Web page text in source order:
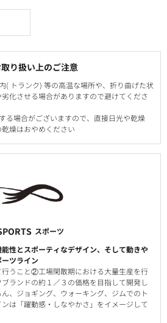
り扱い上のご注意
( トランク) 等の高温な場所や、折り曲げた状
化させる場合がありますので避けてくださ
る場合がございますので、直接日光や乾燥
燥はおやめください
スポーツ
性とスポーティなデザイン、そして動きや
ツライン
うこと②工場閑散期における大量生産を行
ランドの約１／３の価格を目指して開発し
、ジョギング、ウォーキング、ジムでのト
は「躍動感・しなやかさ」をイメージして